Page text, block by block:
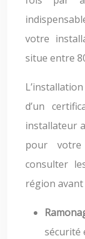
votre
situe entre
d’un
installateur
pour
consulter
région avant
sécurité